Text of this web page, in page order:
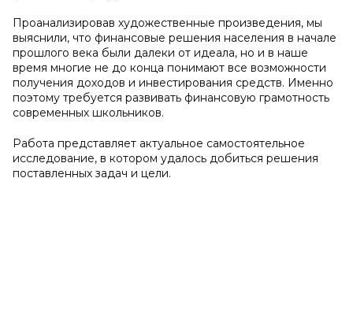
Проанализировав художественные произведения, мы
выяснили, что финансовые решения населения в начале
прошлого века были далеки от идеала, но и в наше
время многие не до конца понимают все возможности
получения доходов и инвестирования средств. Именно
поэтому требуется развивать финансовую грамотность
современных школьников.
Работа представляет актуальное самостоятельное
исследование, в котором удалось добиться решения
поставленных задач и цели.